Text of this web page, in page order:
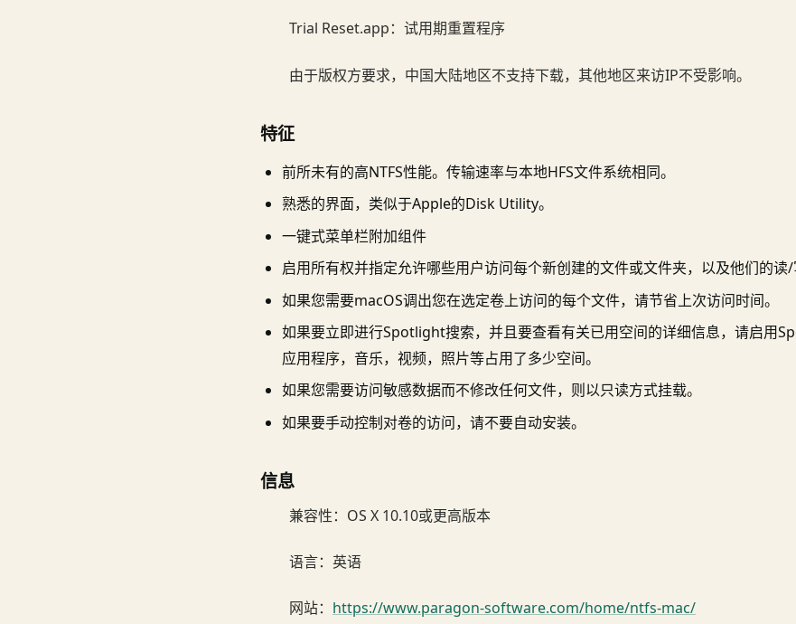
Trial Reset.app：试用期重置程序
由于版权方要求，中国大陆地区不支持下载，其他地区来访IP不受影响。
特征
前所未有的高NTFS性能。传输速率与本地HFS文件系统相同。
熟悉的界面，类似于Apple的Disk Utility。
一键式菜单栏附加组件
启用所有权并指定允许哪些用户访问每个新创建的文件或文件夹，以及他们的读/
如果您需要macOS调出您在选定卷上访问的每个文件，请节省上次访问时间。
如果要立即进行Spotlight搜索，并且要查看有关已用空间的详细信息，请启用
应用程序，音乐，视频，照片等占用了多少空间。
如果您需要访问敏感数据而不修改任何文件，则以只读方式挂载。
如果要手动控制对卷的访问，请不要自动安装。
信息
兼容性：OS X 10.10或更高版本
语言：英语
网站： https://www.paragon-software.com/home/ntfs-mac/